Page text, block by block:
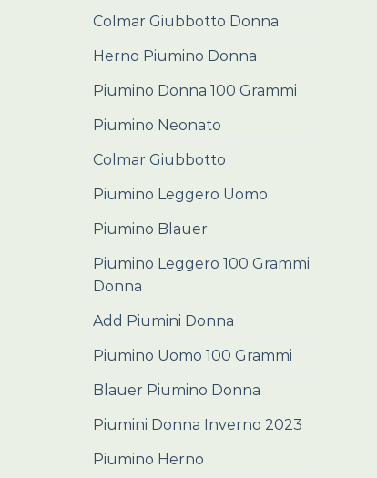
Colmar Giubbotto Donna
Herno Piumino Donna
Piumino Donna 100 Grammi
Piumino Neonato
Colmar Giubbotto
Piumino Leggero Uomo
Piumino Blauer
Piumino Leggero 100 Grammi
Donna
Add Piumini Donna
Piumino Uomo 100 Grammi
Blauer Piumino Donna
Piumini Donna Inverno 2023
Piumino Herno